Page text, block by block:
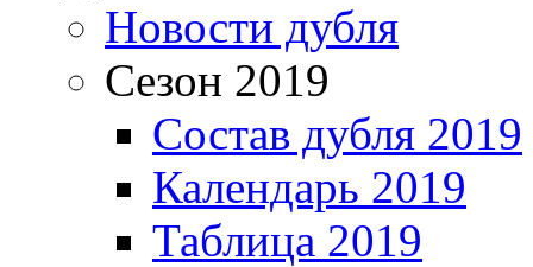
Новости дубля
Сезон 2019
Состав дубля 2019
Календарь 2019
Таблица 2019